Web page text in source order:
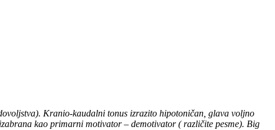
Kranio-kaudalni tonus izrazito hipotoničan, glava voljno
kao primarni motivator – demotivator ( različite pesme). Big